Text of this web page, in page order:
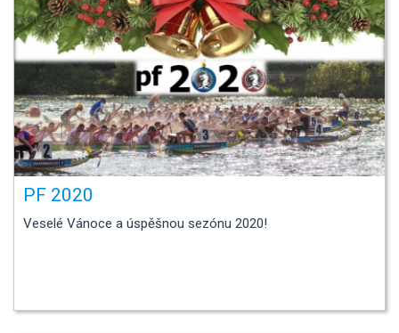
PF 2020
Veselé Vánoce a úspěšnou sezónu 2020!